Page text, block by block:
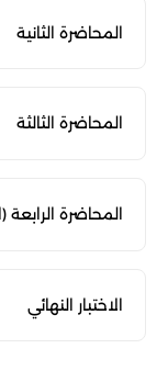
المحاضرة الثانية
المحاضرة الثالثة
المحاضرة الرابعة
الاختبار النهائي